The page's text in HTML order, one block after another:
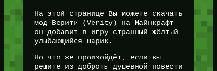
На этой странице Вы можете скачать
мод Верити (Verity) на Майнкрафт —
он добавит в игру странный жёлтый
улыбающийся шарик.
Но что же произойдёт, если вы
решите из доброты душевной повести